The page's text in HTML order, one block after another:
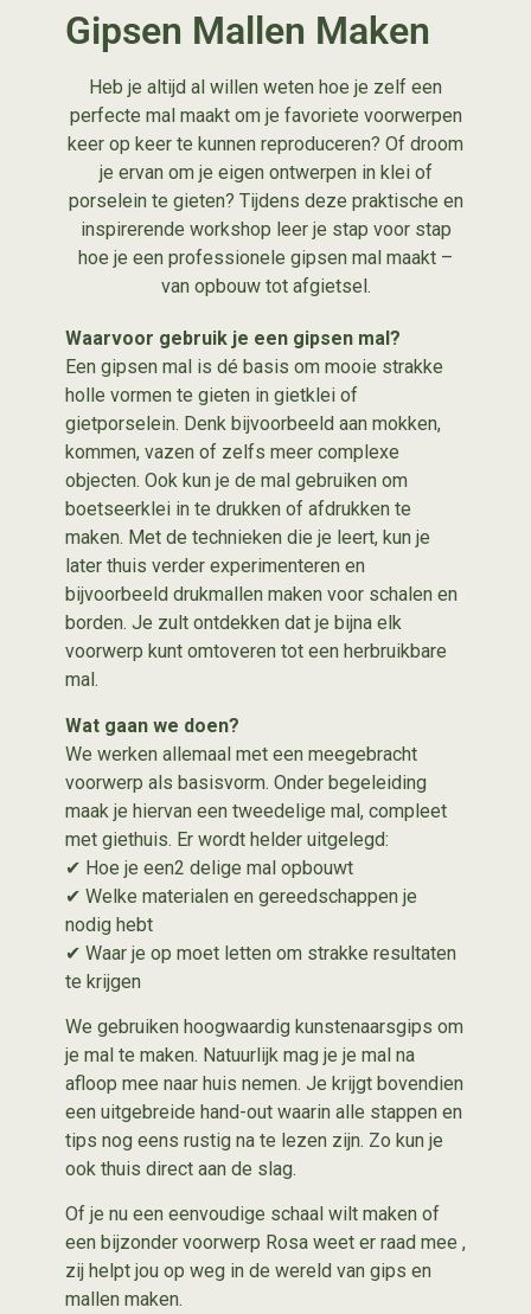
Gipsen Mallen Maken
Heb je altijd al willen weten hoe je zelf een
perfecte mal maakt om je favoriete voorwerpen
keer op keer te kunnen reproduceren? Of droom
je ervan om je eigen ontwerpen in klei of
porselein te gieten? Tijdens deze praktische en
inspirerende workshop leer je stap voor stap
hoe je een professionele gipsen mal maakt –
van opbouw tot afgietsel.
Waarvoor gebruik je een gipsen mal?
Een gipsen mal is dé basis om mooie strakke
holle vormen te gieten in gietklei of
gietporselein. Denk bijvoorbeeld aan mokken,
kommen, vazen of zelfs meer complexe
objecten. Ook kun je de mal gebruiken om
boetseerklei in te drukken of afdrukken te
maken. Met de technieken die je leert, kun je
later thuis verder experimenteren en
bijvoorbeeld drukmallen maken voor schalen en
borden. Je zult ontdekken dat je bijna elk
voorwerp kunt omtoveren tot een herbruikbare
mal.
Wat gaan we doen?
We werken allemaal met een meegebracht
voorwerp als basisvorm. Onder begeleiding
maak je hiervan een tweedelige mal, compleet
met giethuis. Er wordt helder uitgelegd:
✔ Hoe je een2 delige mal opbouwt
✔ Welke materialen en gereedschappen je
nodig hebt
✔ Waar je op moet letten om strakke resultaten
te krijgen
We gebruiken hoogwaardig kunstenaarsgips om
je mal te maken. Natuurlijk mag je je mal na
afloop mee naar huis nemen. Je krijgt bovendien
een uitgebreide hand-out waarin alle stappen en
tips nog eens rustig na te lezen zijn. Zo kun je
ook thuis direct aan de slag.
Of je nu een eenvoudige schaal wilt maken of
een bijzonder voorwerp Rosa weet er raad mee ,
zij helpt jou op weg in de wereld van gips en
mallen maken.